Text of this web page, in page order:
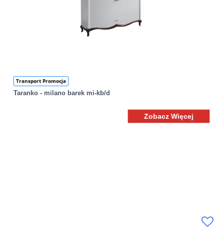
Transport Promocja
Taranko - milano barek mi-kb/d
Zobacz Więcej